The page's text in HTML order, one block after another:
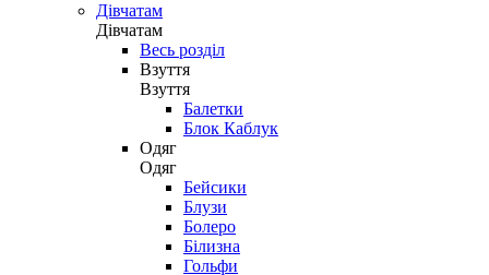
Дівчатам
Дівчатам
Весь розділ
Взуття
Взуття
Балетки
Блок Каблук
Одяг
Одяг
Бейсики
Блузи
Болеро
Білизна
Гольфи